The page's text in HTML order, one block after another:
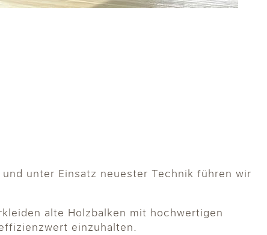
unter Einsatz neuester Technik führen wir
alte Holzbalken mit hochwertigen
einzuhalten.